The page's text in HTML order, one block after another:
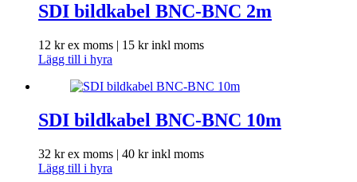
SDI bildkabel BNC-BNC 2m
12 krex moms | 15 krinkl moms
Lägg till i hyra
SDI bildkabel BNC-BNC 10m
32 krex moms | 40 krinkl moms
Lägg till i hyra